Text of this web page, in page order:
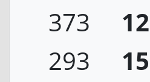
373
12
293
15